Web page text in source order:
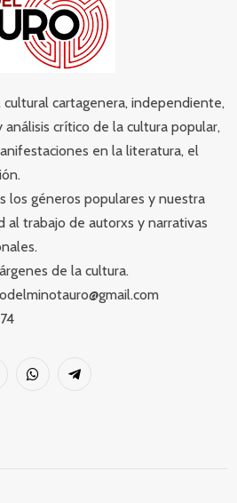
cartagenera, independiente,
crítico de la cultura popular,
en la literatura, el
los géneros populares y nuestra
al trabajo de autorxs y narrativas
de la cultura.
WhatsAppTelegram